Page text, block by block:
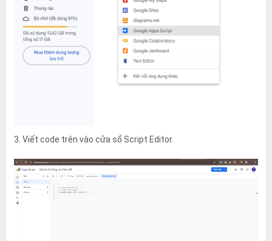
3. Viết code trên vào cửa sổ Script Editor.